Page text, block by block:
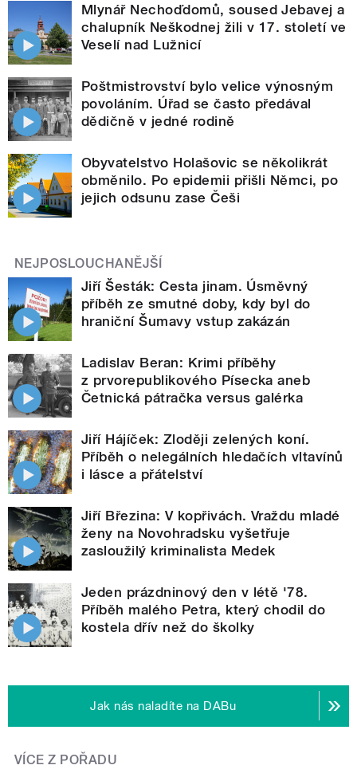
Mlynář Nechoďdomů, soused Jebavej a
chalupník Neškodnej žili v 17. století ve
Veselí nad Lužnicí
Poštmistrovství bylo velice výnosným
povoláním. Úřad se často předával
dědičně v jedné rodině
Obyvatelstvo Holašovic se několikrát
obměnilo. Po epidemii přišli Němci, po
jejich odsunu zase Češi
NEJPOSLOUCHANĚJŠÍ
Jiří Šesták: Cesta jinam. Úsměvný
příběh ze smutné doby, kdy byl do
hraniční Šumavy vstup zakázán
Ladislav Beran: Krimi příběhy
z prvorepublikového Písecka aneb
Četnická pátračka versus galérka
Jiří Hájíček: Zloději zelených koní.
Příběh o nelegálních hledačích vltavínů
i lásce a přátelství
Jiří Březina: V kopřivách. Vraždu mladé
ženy na Novohradsku vyšetřuje
zasloužilý kriminalista Medek
Jeden prázdninový den v létě '78.
Příběh malého Petra, který chodil do
kostela dřív než do školky
Jak nás naladíte na DABu
VÍCE Z POŘADU